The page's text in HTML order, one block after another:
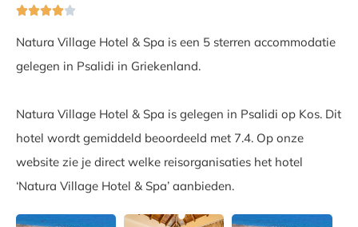

Natura Village Hotel & Spa is een 5 sterren accommodatie
gelegen in Psalidi in Griekenland.
Natura Village Hotel & Spa is gelegen in Psalidi op Kos. Dit
hotel wordt gemiddeld beoordeeld met 7.4. Op onze
website zie je direct welke reisorganisaties het hotel
‘Natura Village Hotel & Spa’ aanbieden.